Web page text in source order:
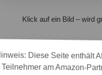
Klick auf ein Bild – wird
Diese Seite enthält
am Amazon-
an qualifizierten